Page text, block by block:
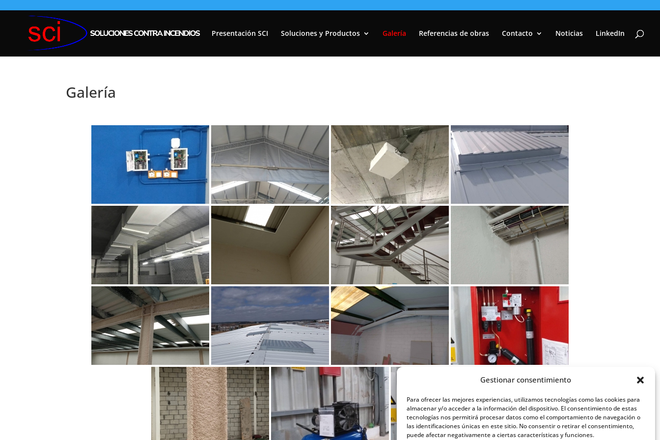
Gestionar consentimiento
Para ofrecer las mejores experiencias, utilizamos tecnologías como las cookies para
almacenar y/o acceder a la información del dispositivo. El consentimiento de estas
tecnologías nos permitirá procesar datos como el comportamiento de navegación o
las identificaciones únicas en este sitio. No consentir o retirar el consentimiento,
puede afectar negativamente a ciertas características y funciones.
Presentación SCI Soluciones y Productos Galería Referencias de obras Contacto Noticias LinkedIn
Galería